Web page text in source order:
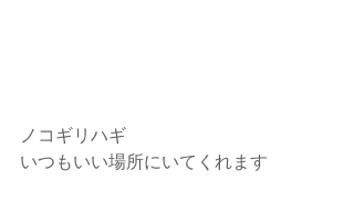
ノコギリハギ
いつもいい場所にいてくれます